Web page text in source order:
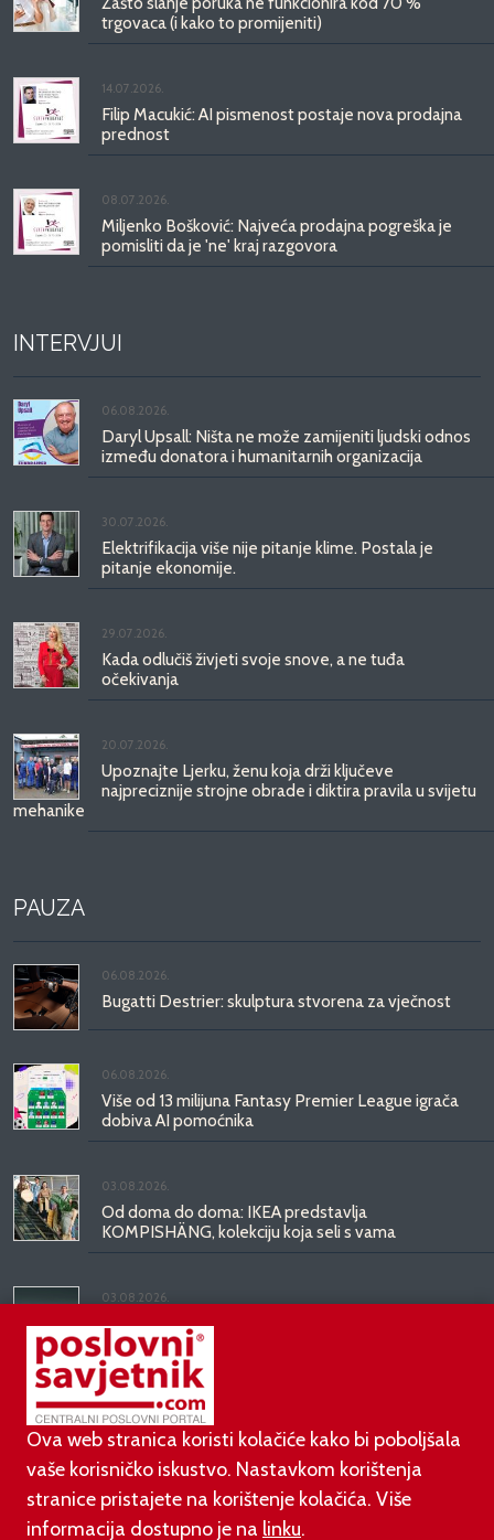
trgovaca (i kako to promijeniti)
14.07.2026.
Filip Macukić: AI pismenost postaje nova prodajna
prednost
08.07.2026.
Miljenko Bošković: Najveća prodajna pogreška je
pomisliti da je 'ne' kraj razgovora
INTERVJUI
06.08.2026.
Daryl Upsall: Ništa ne može zamijeniti ljudski odnos
između donatora i humanitarnih organizacija
30.07.2026.
Elektrifikacija više nije pitanje klime. Postala je
pitanje ekonomije.
29.07.2026.
Kada odlučiš živjeti svoje snove, a ne tuđa
očekivanja
20.07.2026.
Upoznajte Ljerku, ženu koja drži ključeve
najpreciznije strojne obrade i diktira pravila u svijetu
mehanike
PAUZA
06.08.2026.
Bugatti Destrier: skulptura stvorena za vječnost
06.08.2026.
Više od 13 milijuna Fantasy Premier League igrača
dobiva AI pomoćnika
03.08.2026.
Od doma do doma: IKEA predstavlja
KOMPISHÄNG, kolekciju koja seli s vama
03.08.2026.
Kineski BYD predstavio luksuznu limuzinu veću od
Mercedesove S-klase, obećava domet do 1.000
kilometara
Ova web stranica koristi kolačiće kako bi poboljšala
vaše korisničko iskustvo. Nastavkom korištenja
stranice pristajete na korištenje kolačića. Više
informacija dostupno je na linku.